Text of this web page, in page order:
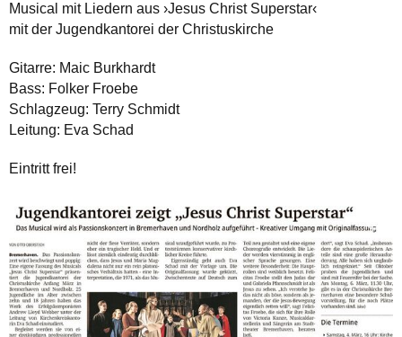
Musical mit Liedern aus ›Jesus Christ Superstar‹
mit der Jugendkantorei der Christuskirche
Gitarre: Maic Burkhardt
Bass: Folker Froebe
Schlagzeug: Terry Schmidt
Leitung: Eva Schad
Eintritt frei!